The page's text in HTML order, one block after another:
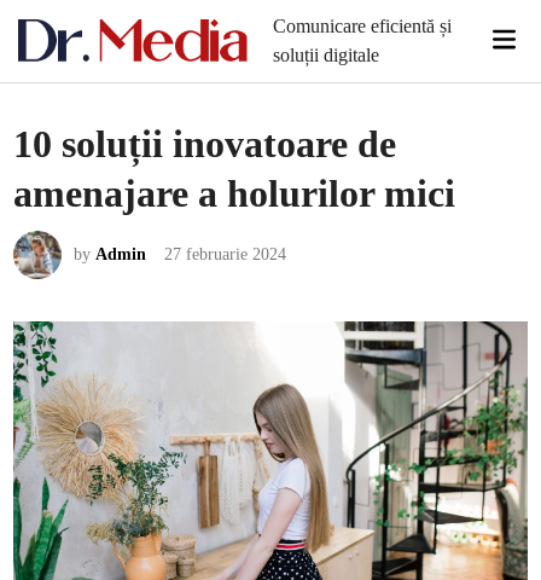
Comunicare eficientă și
soluții digitale
10 soluții inovatoare de
amenajare a holurilor mici
byAdmin 27 februarie 2024